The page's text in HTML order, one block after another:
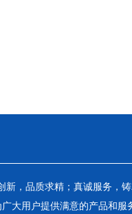
新，品质求精；真诚服务，
大用户提供满意的产品和服